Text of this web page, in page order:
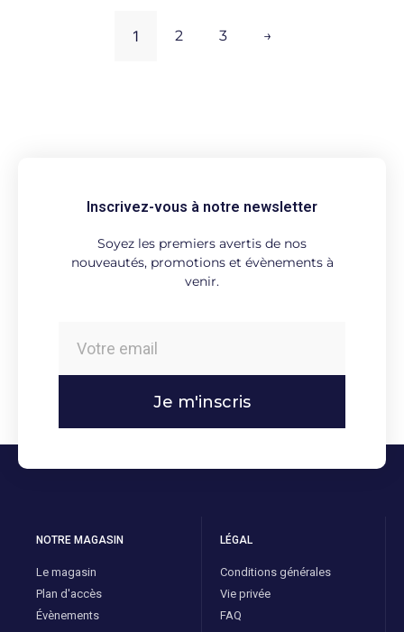
1 2 3 →
Inscrivez-vous à notre newsletter
Soyez les premiers avertis de nos
nouveautés, promotions et évènements à
venir.
Je m'inscris
NOTRE MAGASIN
Le magasin
Plan d'accès
Évènements
LÉGAL
Conditions générales
Vie privée
FAQ